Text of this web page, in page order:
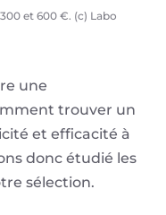
et 600 €. (c) Labo
une
trouver un
et efficacité à
donc étudié les
sélection.